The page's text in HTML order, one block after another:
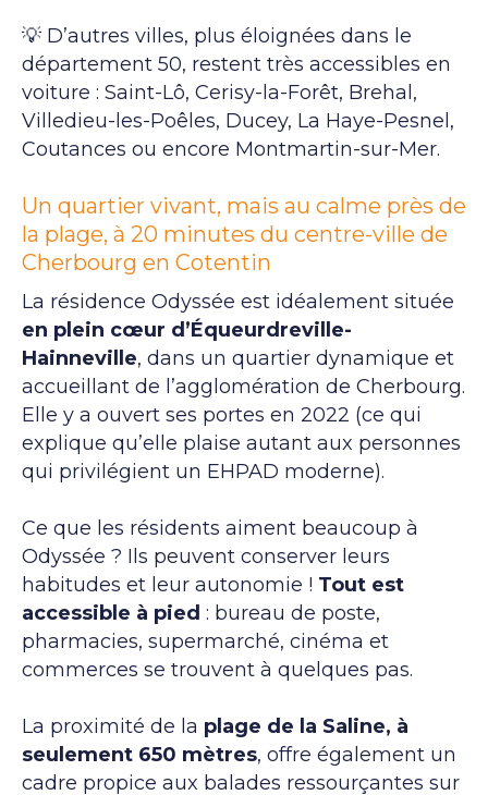
💡 D’autres villes, plus éloignées dans le
département 50, restent très accessibles en
voiture : Saint-Lô, Cerisy-la-Forêt, Brehal,
Villedieu-les-Poêles, Ducey, La Haye-Pesnel,
Coutances ou encore Montmartin-sur-Mer.
Un quartier vivant, mais au calme près de
la plage, à 20 minutes du centre-ville de
Cherbourg en Cotentin
La résidence Odyssée est idéalement située
en plein cœur d’Équeurdreville-
Hainneville, dans un quartier dynamique et
accueillant de l’agglomération de Cherbourg.
Elle y a ouvert ses portes en 2022 (ce qui
explique qu’elle plaise autant aux personnes
qui privilégient un EHPAD moderne).
Ce que les résidents aiment beaucoup à
Odyssée ? Ils peuvent conserver leurs
habitudes et leur autonomie ! Tout est
accessible à pied : bureau de poste,
pharmacies, supermarché, cinéma et
commerces se trouvent à quelques pas.
La proximité de la plage de la Saline, à
seulement 650 mètres, offre également un
cadre propice aux balades ressourçantes sur